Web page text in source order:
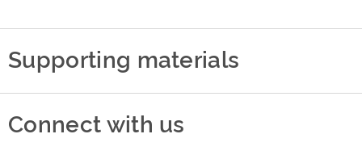
Supporting materials
Connect with us